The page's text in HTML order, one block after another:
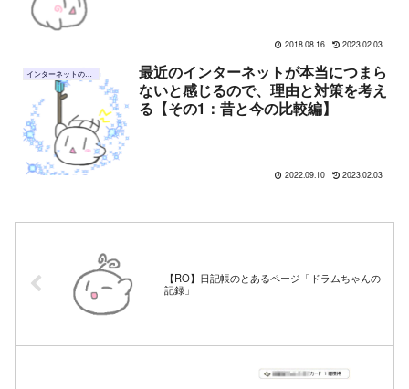
2018.08.16 2023.02.03
インターネットのこと
最近のインターネットが本当につまら
ないと感じるので、理由と対策を考え
る【その1：昔と今の比較編】
2022.09.10 2023.02.03
【RO】日記帳のとあるページ「ドラムちゃんの
記録」